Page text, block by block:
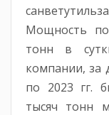
Мощность
тонн в
компании, за
по 2023 гг.
тысяч тонн